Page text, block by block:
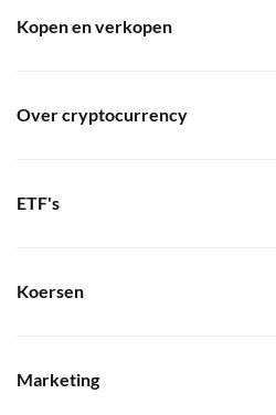
Kopen en verkopen
Over cryptocurrency
ETF's
Koersen
Marketing